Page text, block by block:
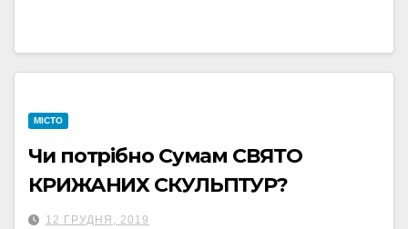
МІСТО
Чи потрібно Сумам СВЯТО
КРИЖАНИХ СКУЛЬПТУР?
12 ГРУДНЯ, 2019